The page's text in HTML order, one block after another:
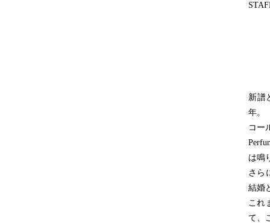
新譜
年。
コー
は鳴
さら
結婚
これ
て、